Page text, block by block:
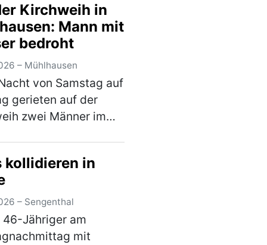
Wert von rund 20 €
er nicht und wollte
ohne d…(mehr)
Kirchweih in
Mann mit
bedroht
– Mühlhausen
von Samstag auf
gerieten auf der
zwei Männer im
weiteren Verlauf
Jüngere ein
und bedr…(mehr)
kollidieren in
– Sengenthal
46-Jähriger am
mit